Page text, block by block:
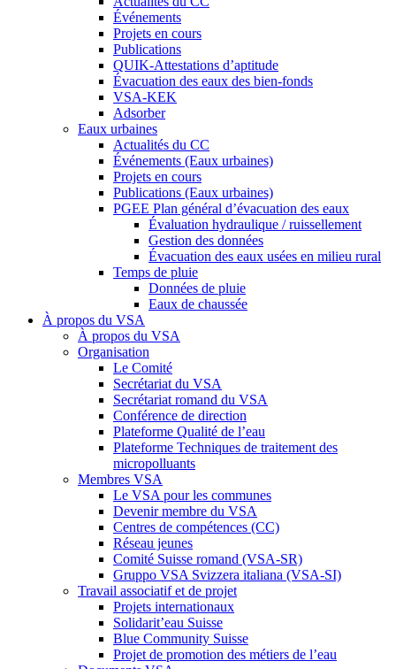
Événements
Projets en cours
Publications
QUIK-Attestations d’aptitude
Évacuation des eaux des bien-fonds
VSA-KEK
Adsorber
Eaux urbaines
Actualités du CC
Événements (Eaux urbaines)
Projets en cours
Publications (Eaux urbaines)
PGEE Plan général d’évacuation des eaux
Évaluation hydraulique / ruissellement
Gestion des données
Évacuation des eaux usées en milieu rural
Temps de pluie
Données de pluie
Eaux de chaussée
À propos du VSA
À propos du VSA
Organisation
Le Comité
Secrétariat du VSA
Secrétariat romand du VSA
Conférence de direction
Plateforme Qualité de l’eau
Plateforme Techniques de traitement des
micropolluants
Membres VSA
Le VSA pour les communes
Devenir membre du VSA
Centres de compétences (CC)
Réseau jeunes
Comité Suisse romand (VSA-SR)
Gruppo VSA Svizzera italiana (VSA-SI)
Travail associatif et de projet
Projets internationaux
Solidarit’eau Suisse
Blue Community Suisse
Projet de promotion des métiers de l’eau